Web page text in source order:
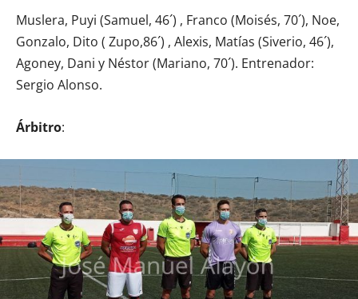
Muslera, Puyi (Samuel, 46´) , Franco (Moisés, 70´), Noe,
Gonzalo, Dito ( Zupo,86´) , Alexis, Matías (Siverio, 46´),
Agoney, Dani y Néstor (Mariano, 70´). Entrenador:
Sergio Alonso.
Árbitro: